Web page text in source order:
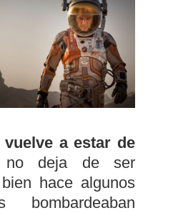
vuelve a estar de
deja de ser
hace algunos